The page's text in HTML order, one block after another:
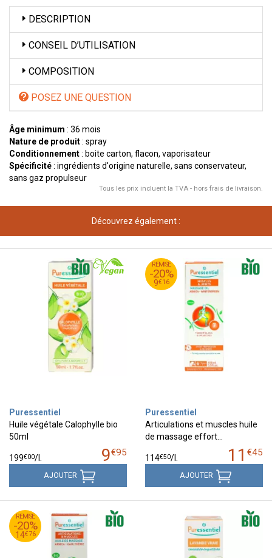
DESCRIPTION
CONSEIL D’UTILISATION
COMPOSITION
POSEZ UNE QUESTION
Âge minimum : 36 mois
Nature de produit: spray
Conditionnement: boite carton, flacon, vaporisateur
Spécificité: ingrédients d'origine naturelle, sans conservateur,
sans gaz propulseur
Tous les prix incluent la TVA - hors frais de livraison.
Découvrez également :
Puressentiel
Huile végétale Calophylle bio
50ml
9€95
199€00/
AJOUTER
REMISE
-20%
9€16
11
€
45
9
€
16
Puressentiel
Articulations et muscles huile
de massage effort…
11 €45
114€50/
AJOUTER
REMISE
-20%
14€76
18
€
45
14
€
76